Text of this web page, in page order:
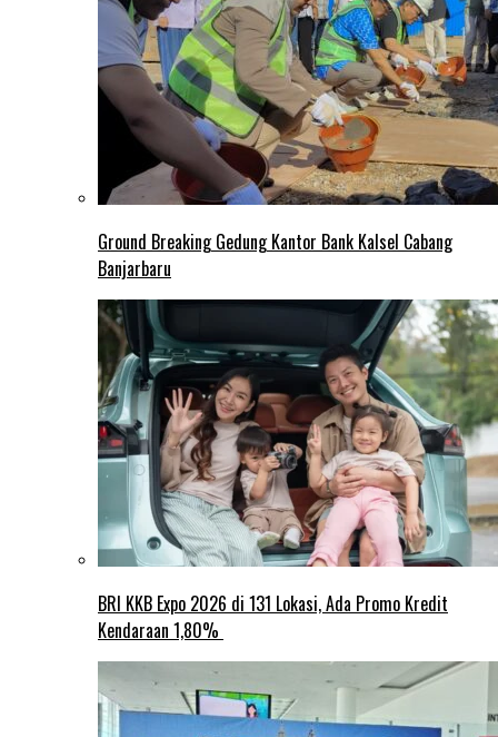
Ground Breaking Gedung Kantor Bank Kalsel Cabang
Banjarbaru
BRI KKB Expo 2026 di 131 Lokasi, Ada Promo Kredit
Kendaraan 1,80%